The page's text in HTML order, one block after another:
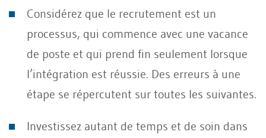
Considérez que le recrutement est un
processus, qui commence avec une vacance
de poste et qui prend fin seulement lorsque
l’intégration est réussie. Des erreurs à une
étape se répercutent sur toutes les suivantes.
Investissez autant de temps et de soin dans